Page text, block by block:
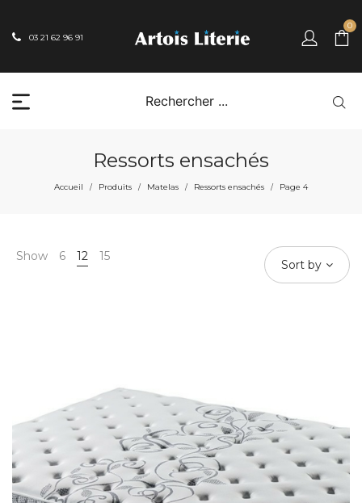
03 21 62 96 91
0
Ressorts ensachés
Accueil / Produits / Matelas / Ressorts ensachés / Page 4
Show 6 12 15
Sort by